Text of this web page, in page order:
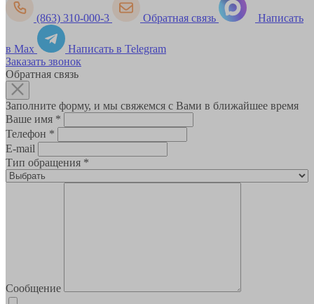
(863) 310-000-3 Обратная связь Написать
в Max
Написать в Telegram
Заказать звонок
Обратная связь
Заполните форму, и мы свяжемся с Вами в ближайшее время
Ваше имя *
Телефон *
E-mail
Тип обращения *
Сообщение